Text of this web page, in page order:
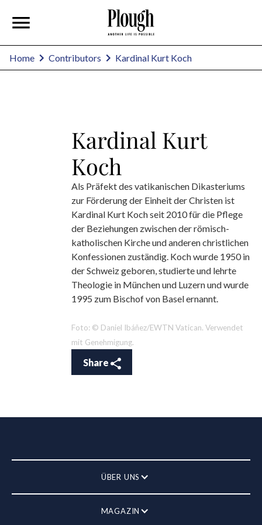
Home Contributors Kardinal Kurt Koch
Kardinal Kurt
Koch
Als Präfekt des vatikanischen Dikasteriums
zur Förderung der Einheit der Christen ist
Kardinal Kurt Koch seit 2010 für die Pflege
der Beziehungen zwischen der römisch-
katholischen Kirche und anderen christlichen
Konfessionen zuständig. Koch wurde 1950 in
der Schweiz geboren, studierte und lehrte
Theologie in München und Luzern und wurde
1995 zum Bischof von Basel ernannt.
Foto: © Daniel Ibáñez/EWTN Vatican. Verwendet
mit Genehmigung.
Share
ÜBER UNS
MAGAZIN